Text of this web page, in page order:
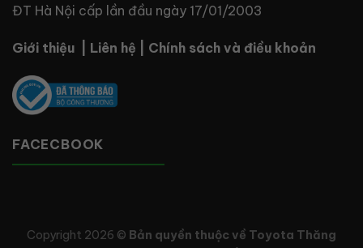
ĐT Hà Nội cấp lần đầu ngày 17/01/2003
Giới thiệu Liên hệ Chính sách và điều khoản
FACECBOOK
Copyright 2026 © Bản quyền thuộc về Toyota Thăng